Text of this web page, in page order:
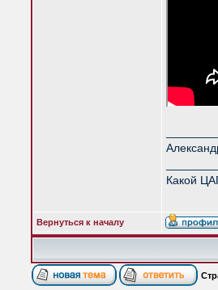
Какой
Вернуться к началу